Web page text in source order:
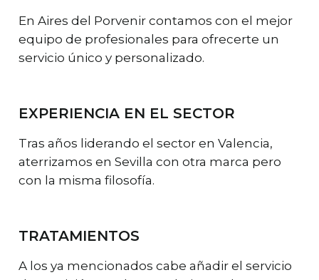
En Aires del Porvenir contamos con el mejor
equipo de profesionales para ofrecerte un
servicio único y personalizado.
EXPERIENCIA EN EL SECTOR
Tras años liderando el sector en Valencia,
aterrizamos en Sevilla con otra marca pero
con la misma filosofía.
TRATAMIENTOS
A los ya mencionados cabe añadir el servicio